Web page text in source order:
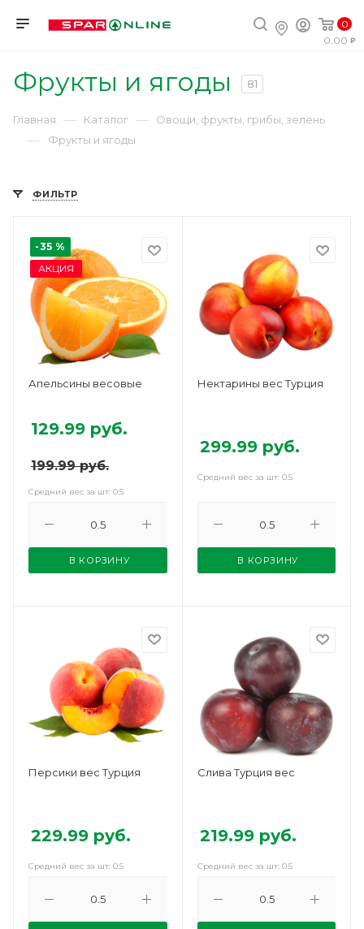
0
0,00
Фрукты и ягоды 81
Главная — Каталог — Овощи, фрукты, грибы, зелень
— Фрукты и ягоды
ФИЛЬТР
-35 %
АКЦИЯ
Апельсины весовые
199.99руб.
129.99 руб.
Средний вес за шт: 0.5
В КОРЗИНУ
Нектарины вес Турция
299.99руб.
Средний вес за шт: 0.5
В КОРЗИНУ
Персики вес Турция
229.99 руб.
Средний вес за шт: 0.5
Слива Турция вес
219.99руб.
Средний вес за шт: 0.5